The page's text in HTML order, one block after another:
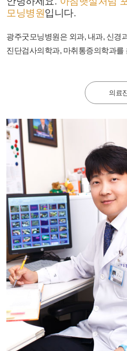
모닝병원입니다.
광주굿모닝병원은 외과, 내과, 신경
진단검사의학과, 마취통증의학과를
의료